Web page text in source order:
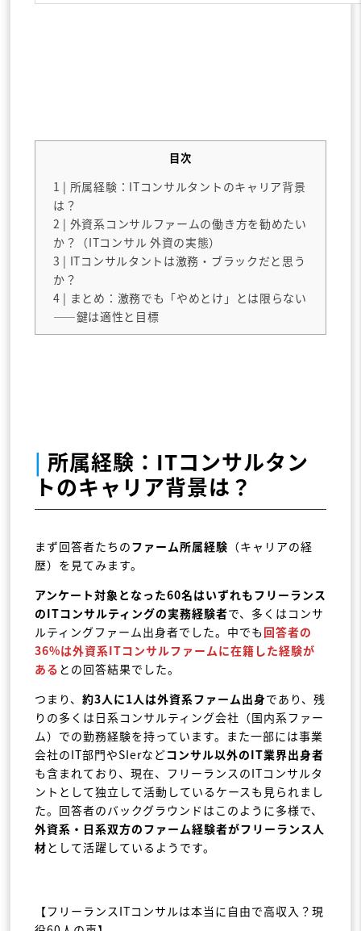
目次
1 | 所属経験：ITコンサルタントのキャリア背景
は？
2 | 外資系コンサルファームの働き方を勧めたい
か？（ITコンサル 外資の実態）
3 | ITコンサルタントは激務・ブラックだと思う
か？
4 | まとめ：激務でも「やめとけ」とは限らない
――鍵は適性と目標
| 所属経験：ITコンサルタン
トのキャリア背景は？
まず回答者たちのファーム所属経験 （キャリアの経
歴）を見てみます。
アンケート対象となった60名はいずれもフリーランス
のITコンサルティングの実務経験者で、多くはコンサ
ルティングファーム出身者でした。中でも回答者の
36%は外資系ITコンサルファームに在籍した経験が
ある との回答結果でした。
つまり、 約3人に1人は外資系ファーム出身であり、残
りの多くは日系コンサルティング会社（国内系ファー
ム）での勤務経験を持っています。また一部には事業
会社のIT部門やSIerなどコンサル以外のIT業界出身者
も含まれており、現在、フリーランスのITコンサルタ
ントとして独立して活動しているケースも見られまし
た。回答者のバックグラウンドはこのように多様で、
外資系・日系双方のファーム経験者がフリーランス人
材として活躍しているようです。
【フリーランスITコンサルは本当に自由で高収入？現